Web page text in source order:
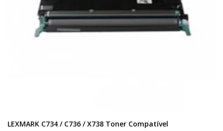
LEXMARK C734 / C736 / X738 Toner Compatível